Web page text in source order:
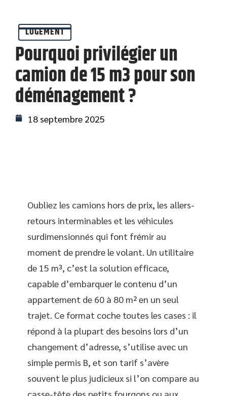
LOGEMENT
Pourquoi privilégier un
camion de 15 m3 pour son
déménagement ?
18 septembre 2025
Oubliez les camions hors de prix, les allers-
retours interminables et les véhicules
surdimensionnés qui font frémir au
moment de prendre le volant. Un utilitaire
de 15 m³, c’est la solution efficace,
capable d’embarquer le contenu d’un
appartement de 60 à 80 m² en un seul
trajet. Ce format coche toutes les cases : il
répond à la plupart des besoins lors d’un
changement d’adresse, s’utilise avec un
simple permis B, et son tarif s’avère
souvent le plus judicieux si l’on compare au